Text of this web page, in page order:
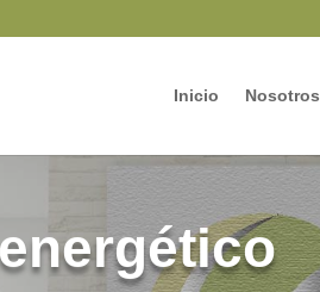
Inicio Nosotros